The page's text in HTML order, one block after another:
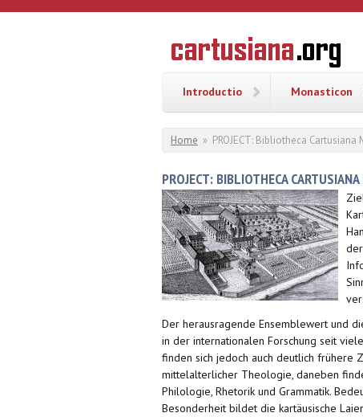
Overslaan en naar de inhoud gaan
Geschiedenis
van de
Introductio Monasticon
U bent hier
Home » PROJECT: Bibliotheca
PROJECT: BIBLIOTHECA
Der herausragende Ensemblewert und
in der internationalen Forschung seit
finden sich jedoch auch deutlich frühere
mittelalterlicher Theologie, daneben
Philologie, Rhetorik und Grammatik.
Besonderheit bildet die kartäusische